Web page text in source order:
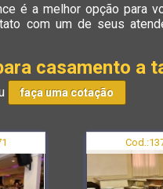
é a melhor opção para
com um de seus
casamento a
faça uma cotação
Cod.: